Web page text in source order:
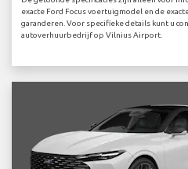
exacte Ford Focus voertuigmodel en de
garanderen. Voor specifieke details kunt u
autoverhuurbedrijf op Vilnius Airport.